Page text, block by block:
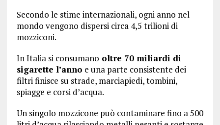
Secondo le stime internazionali, ogni anno nel
mondo vengono dispersi circa 4,5 trilioni di
mozziconi.
In Italia si consumano oltre 70 miliardi di
sigarette l’anno e una parte consistente dei
filtri finisce su strade, marciapiedi, tombini,
spiagge e corsi d’acqua.
Un singolo mozzicone può contaminare fino a 500